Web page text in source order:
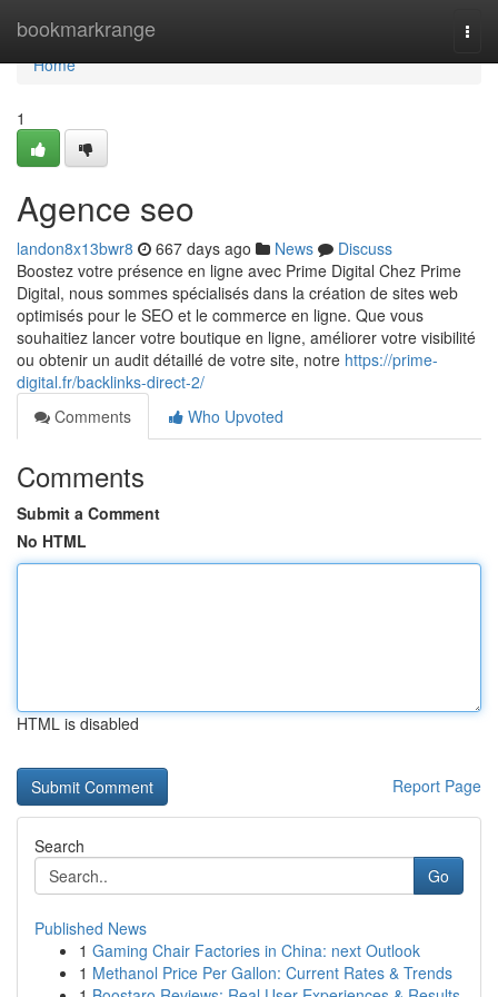
bookmarkrange
Home
Home
1
Agence seo
landon8x13bwr8 667 days ago News
Discuss
Boostez votre présence en ligne avec Prime Digital Chez Prime
Digital, nous sommes spécialisés dans la création de sites web
optimisés pour le SEO et le commerce en ligne. Que vous
souhaitiez lancer votre boutique en ligne, améliorer votre visibilité
ou obtenir un audit détaillé de votre site, notre https://prime-
digital.fr/backlinks-direct-2/
Comments
Who Upvoted
Comments
Submit a Comment
No HTML
HTML is disabled
Report Page
Search
Go
Published News
1 Gaming Chair Factories in China: next Outlook
1 Methanol Price Per Gallon: Current Rates & Trends